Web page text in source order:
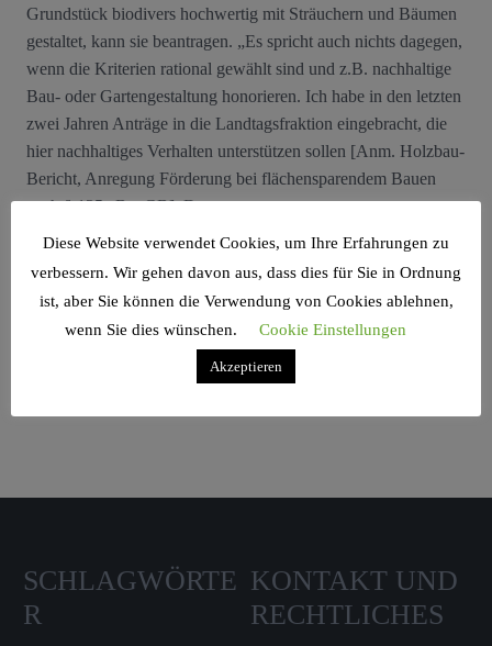
Grundstück biodivers hochwertig mit Sträuchern und Bäumen
gestaltet, kann sie beantragen. „Es spricht auch nichts dagegen,
wenn die Kriterien rational gewählt sind und z.B. nachhaltige
Bau- oder Gartengestaltung honorieren. Ich habe in den letzten
zwei Jahren Anträge in die Landtagsfraktion eingebracht, die
hier nachhaltiges Verhalten unterstützen sollen [Anm. Holzbau-
Bericht, Anregung Förderung bei flächensparendem Bauen
nach § 135a BauGB]. Dort ...
Search Sidebar Widget Area
SCHLAGWÖRTE
R
KONTAKT UND
RECHTLICHES
Diese Website verwendet Cookies, um Ihre Erfahrungen zu
verbessern. Wir gehen davon aus, dass dies für Sie in Ordnung
ist, aber Sie können die Verwendung von Cookies ablehnen,
wenn Sie dies wünschen.
Cookie Einstellungen
Akzeptieren